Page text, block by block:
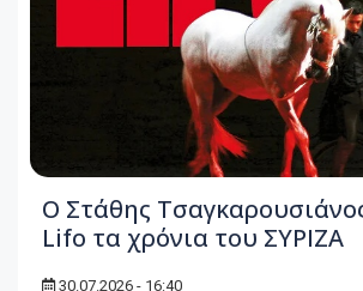
Ο Στάθης
Lifo τα χρόνια του ΣΥΡΙΖΑ
30.07.2026 - 16:40